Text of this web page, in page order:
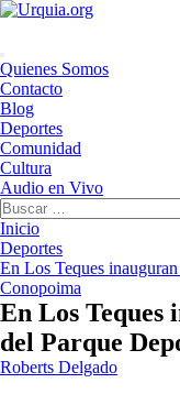
Saltar
Menú
principal
Quienes Somos
Contacto
Blog
Deportes
Comunidad
Cultura
Audio en Vivo
Buscar:
Inicio
Deportes
En Los Teques
Conopoima
En Los Teques
del Parque
Roberts Delgado